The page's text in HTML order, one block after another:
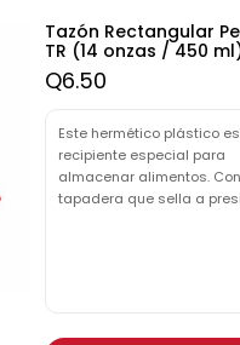
Tazón Rectangular
TR (14 onzas / 450
Q6.50
Este hermético plástico
recipiente especial para
almacenar alimentos. Con
tapadera que sella a